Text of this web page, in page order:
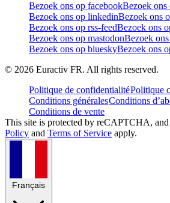
Bezoek ons op facebookBezoek ons
Bezoek ons op linkedinBezoek ons
Bezoek ons op rss-feedBezoek ons
Bezoek ons op mastodonBezoek
Bezoek ons op blueskyBezoek ons
© 2026 Euractiv FR. All rights reserved.
Politique de confidentialitéPolitique
Conditions généralesConditions
Conditions de vente
This site is protected by reCAPTCHA,
Policy and Terms of Service apply.
Français